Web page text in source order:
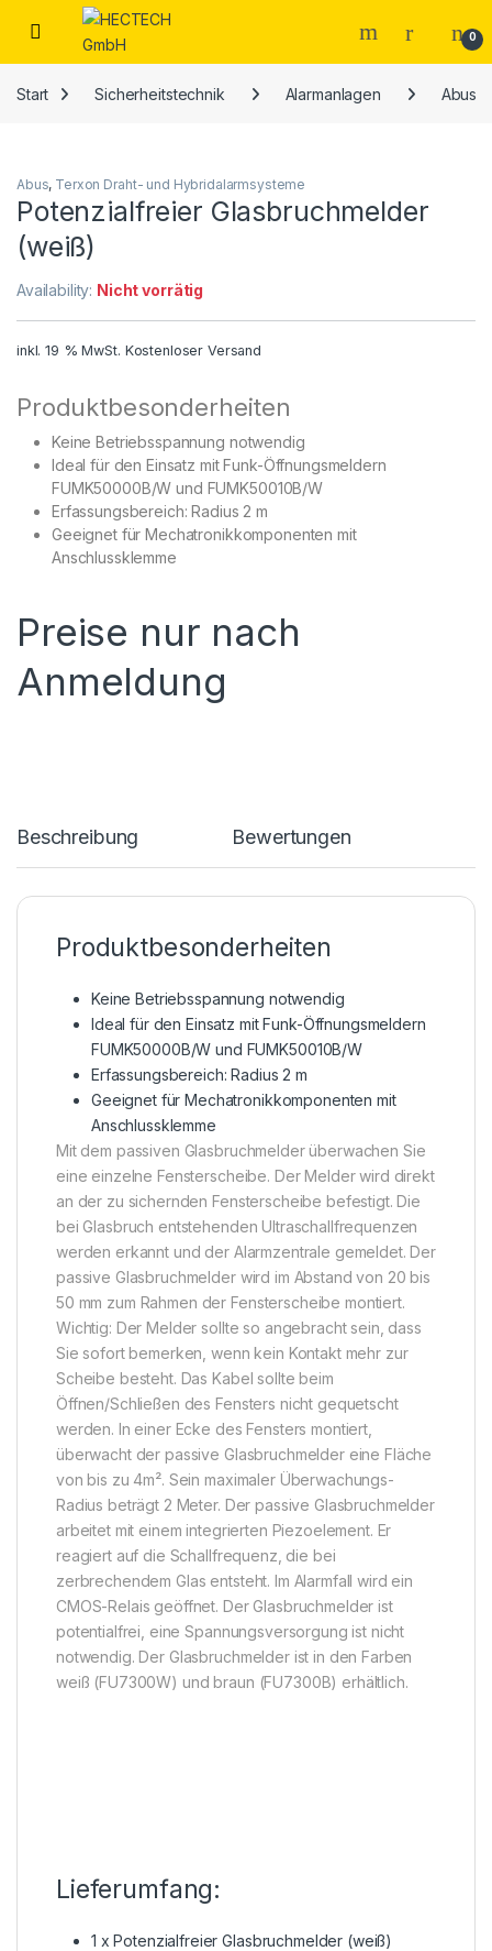
Open 0
Start Sicherheitstechnik Alarmanlagen Abus
Abus, Terxon Draht- und Hybridalarmsysteme
Potenzialfreier Glasbruchmelder
(weiß)
Availability: Nicht vorrätig
inkl. 19 % MwSt. Kostenloser Versand
Produktbesonderheiten
Keine Betriebsspannung notwendig
Ideal für den Einsatz mit Funk-Öffnungsmeldern
FUMK50000B/W und FUMK50010B/W
Erfassungsbereich: Radius 2 m
Geeignet für Mechatronikkomponenten mit
Anschlussklemme
Preise nur nach
Anmeldung
Beschreibung Bewertungen
Produktbesonderheiten
Keine Betriebsspannung notwendig
Ideal für den Einsatz mit Funk-Öffnungsmeldern
FUMK50000B/W und FUMK50010B/W
Erfassungsbereich: Radius 2 m
Geeignet für Mechatronikkomponenten mit
Anschlussklemme
Mit dem passiven Glasbruchmelder überwachen Sie
eine einzelne Fensterscheibe. Der Melder wird direkt
an der zu sichernden Fensterscheibe befestigt. Die
bei Glasbruch entstehenden Ultraschallfrequenzen
werden erkannt und der Alarmzentrale gemeldet. Der
passive Glasbruchmelder wird im Abstand von 20 bis
50 mm zum Rahmen der Fensterscheibe montiert.
Wichtig: Der Melder sollte so angebracht sein, dass
Sie sofort bemerken, wenn kein Kontakt mehr zur
Scheibe besteht. Das Kabel sollte beim
Öffnen/Schließen des Fensters nicht gequetscht
werden. In einer Ecke des Fensters montiert,
überwacht der passive Glasbruchmelder eine Fläche
von bis zu 4m². Sein maximaler Überwachungs-
Radius beträgt 2 Meter. Der passive Glasbruchmelder
arbeitet mit einem integrierten Piezoelement. Er
reagiert auf die Schallfrequenz, die bei
zerbrechendem Glas entsteht. Im Alarmfall wird ein
CMOS-Relais geöffnet. Der Glasbruchmelder ist
potentialfrei, eine Spannungsversorgung ist nicht
notwendig. Der Glasbruchmelder ist in den Farben
weiß (FU7300W) und braun (FU7300B) erhältlich.
Lieferumfang:
1 x Potenzialfreier Glasbruchmelder (weiß)